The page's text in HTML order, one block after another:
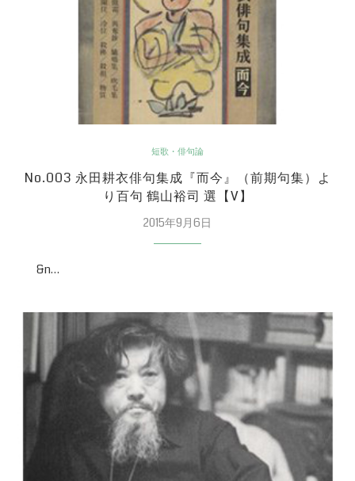
短歌・俳句論
No.003 永田耕衣俳句集成『而今』（前期句集）よ
り百句 鶴山裕司 選【V】
2015年9月6日
&n…